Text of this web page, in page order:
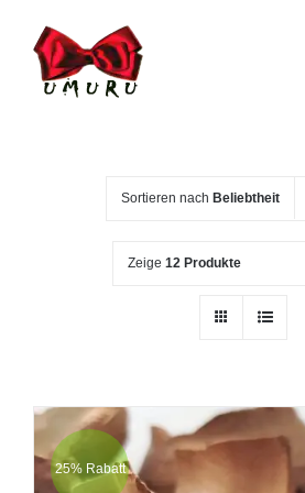
Inhalt
springen
Sortieren nach Beliebtheit
Zeige 12 Produkte
25% Rabatt